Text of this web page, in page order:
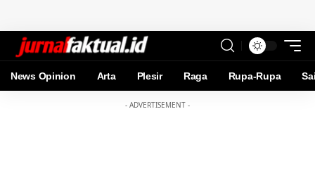
News Opinion Arta Plesir Raga Rupa-Rupa
- ADVERTISEMENT -